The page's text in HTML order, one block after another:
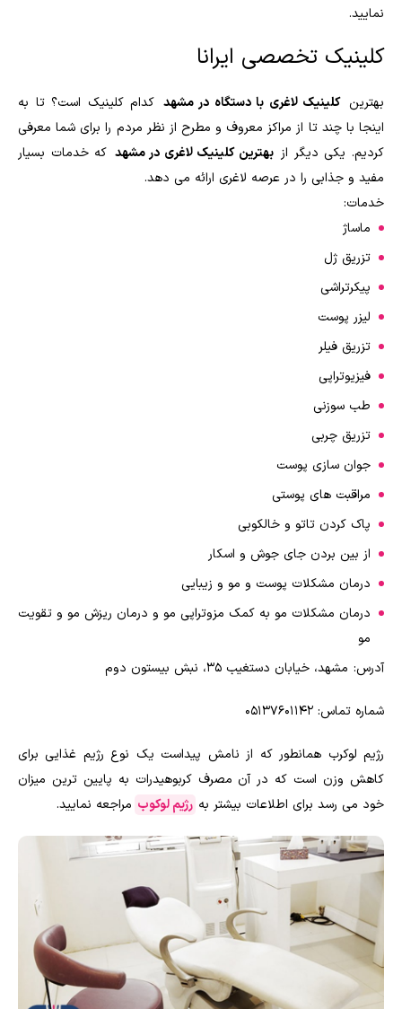
نمایید.
کلینیک تخصصی ایرانا
بهترین کلینیک لاغری با دستگاه در مشهد کدام کلینیک است؟ تا به
اینجا با چند تا از مراکز معروف و مطرح از نظر مردم را برای شما معرفی
کردیم. یکی دیگر از بهترین کلینیک لاغری در مشهد که خدمات بسیار
مفید و جذابی را در عرصه لاغری ارائه می دهد.
خدمات:
ماساژ
تزریق ژل
پیکرتراشی
لیزر پوست
تزریق فیلر
فیزیوتراپی
طب سوزنی
تزریق چربی
جوان سازی پوست
مراقبت های پوستی
پاک کردن تاتو و خالکوبی
از بین بردن جای جوش و اسکار
درمان مشکلات پوست و مو و زیبایی
درمان مشکلات مو به کمک مزوتراپی مو و درمان ریزش مو و تقویت
مو
آدرس: مشهد، خیابان دستغیب 35، نبش بیستون دوم
شماره تماس: 05137601142
رژیم لوکرب همانطور که از نامش پیداست یک نوع رژیم غذایی برای
کاهش وزن است که در آن مصرف کربوهیدرات به پایین ترین میزان
خود می رسد برای اطلاعات بیشتر به رژیم لوکوب مراجعه نمایید.